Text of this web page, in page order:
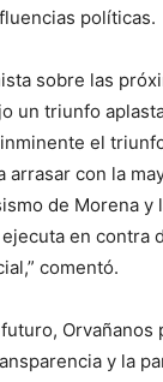
políticas.
sobre las
un triunfo
el
arrasar con la
de Morena y
en contra
comentó.
y la